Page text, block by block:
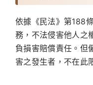
依據《民法》第188
務，不法侵害他人之
負損害賠償責任。但
害之發生者，不在此